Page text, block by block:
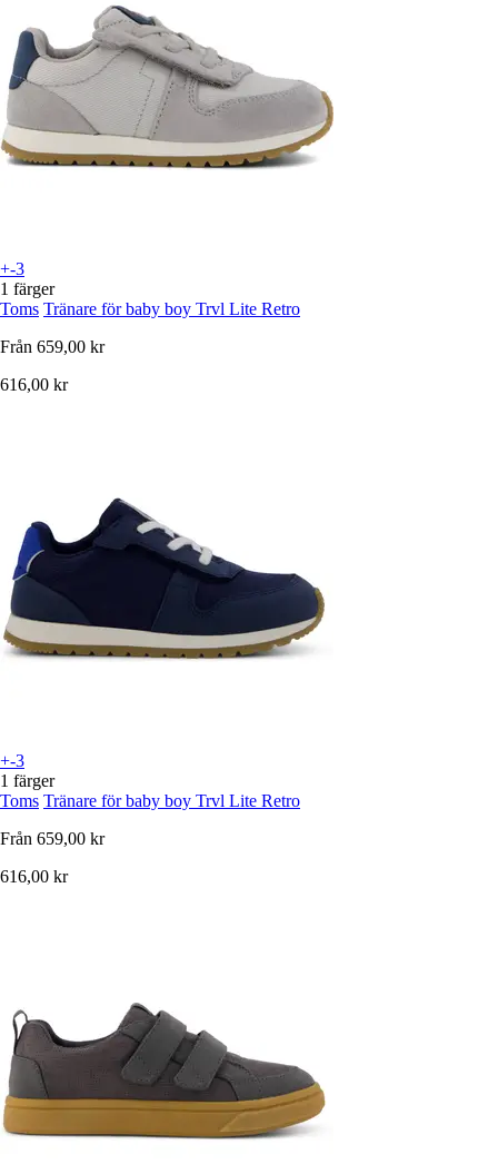
+-3
1 färger
Toms Tränare för baby boy Trvl Lite Retro
Från 659,00 kr
616,00 kr
+-3
1 färger
Toms Tränare för baby boy Trvl Lite Retro
Från 659,00 kr
616,00 kr